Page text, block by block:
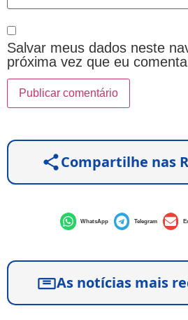
Salvar meus dados neste
próxima vez que eu
Compartilhe nas
WhatsApp Telegram
As notícias mais